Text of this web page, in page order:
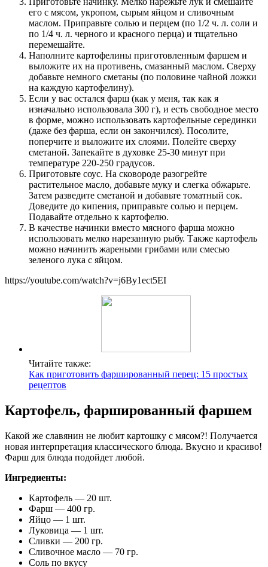
его с мясом, укропом, сырым яйцом и сливочным
маслом. Приправьте солью и перцем (по 1/2 ч. л. соли и
по 1/4 ч. л. черного и красного перца) и тщательно
перемешайте.
Наполните картофелины приготовленным фаршем и
выложите их на противень, смазанный маслом. Сверху
добавьте немного сметаны (по половине чайной ложки
на каждую картофелину).
Если у вас остался фарш (как у меня, так как я
изначально использовала 300 г), и есть свободное место
в форме, можно использовать картофельные серединки
(даже без фарша, если он закончился). Посолите,
поперчите и выложите их слоями. Полейте сверху
сметаной. Запекайте в духовке 25-30 минут при
температуре 220-250 градусов.
Приготовьте соус. На сковороде разогрейте
растительное масло, добавьте муку и слегка обжарьте.
Затем разведите сметаной и добавьте томатный сок.
Доведите до кипения, приправьте солью и перцем.
Подавайте отдельно к картофелю.
В качестве начинки вместо мясного фарша можно
использовать мелко нарезанную рыбу. Также картофель
можно начинить жареными грибами или смесью
зеленого лука с яйцом.
https://youtube.com/watch?v=j6By1ect5EI
Читайте также:
Как приготовить фаршированный перец: 15 простых
рецептов
Картофель, фаршированный фаршем
Какой же славянин не любит картошку с мясом?! Получается
новая интерпретация классического блюда. Вкусно и красиво!
Фарш для блюда подойдет любой.
Ингредиенты:
Картофель — 20 шт.
Фарш — 400 гр.
Яйцо — 1 шт.
Луковица — 1 шт.
Сливки — 200 гр.
Сливочное масло — 70 гр.
Соль по вкусу